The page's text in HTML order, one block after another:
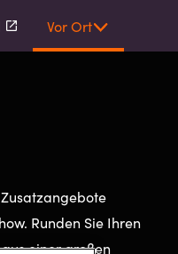
Vor Ort
Runden Sie Ihren
einer großen